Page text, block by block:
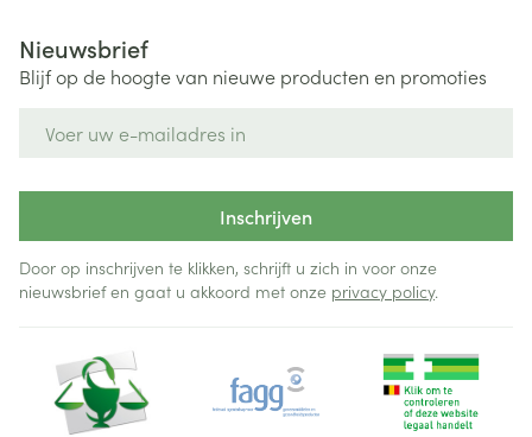
Nieuwsbrief
Blijf op de hoogte van nieuwe producten en promoties
Inschrijven
Door op inschrijven te klikken, schrijft u zich in voor onze
nieuwsbrief en gaat u akkoord met onze privacy policy.